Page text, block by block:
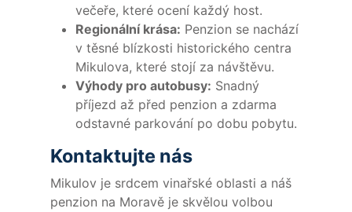
večeře, které ocení každý host.
Regionální krása: Penzion se nachází
v těsné blízkosti historického centra
Mikulova, které stojí za návštěvu.
Výhody pro autobusy: Snadný
příjezd až před penzion a zdarma
odstavné parkování po dobu pobytu.
Kontaktujte nás
Mikulov je srdcem vinařské oblasti a náš
penzion na Moravě je skvělou volbou